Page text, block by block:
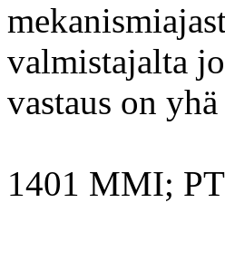
valmistajalta
vastaus on yhä
1401 MMI; PT